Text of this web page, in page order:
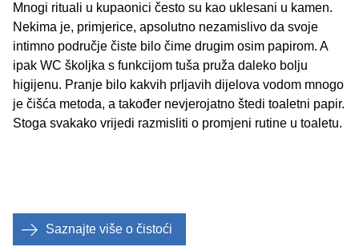
Mnogi rituali u kupaonici često su kao uklesani u kamen.
Nekima je, primjerice, apsolutno nezamislivo da svoje
intimno područje čiste bilo čime drugim osim papirom. A
ipak WC školjka s funkcijom tuša pruža daleko bolju
higijenu. Pranje bilo kakvih prljavih dijelova vodom mnogo
je čišća metoda, a također nevjerojatno štedi toaletni papir.
Stoga svakako vrijedi razmisliti o promjeni rutine u toaletu.
Saznajte više o čistoći